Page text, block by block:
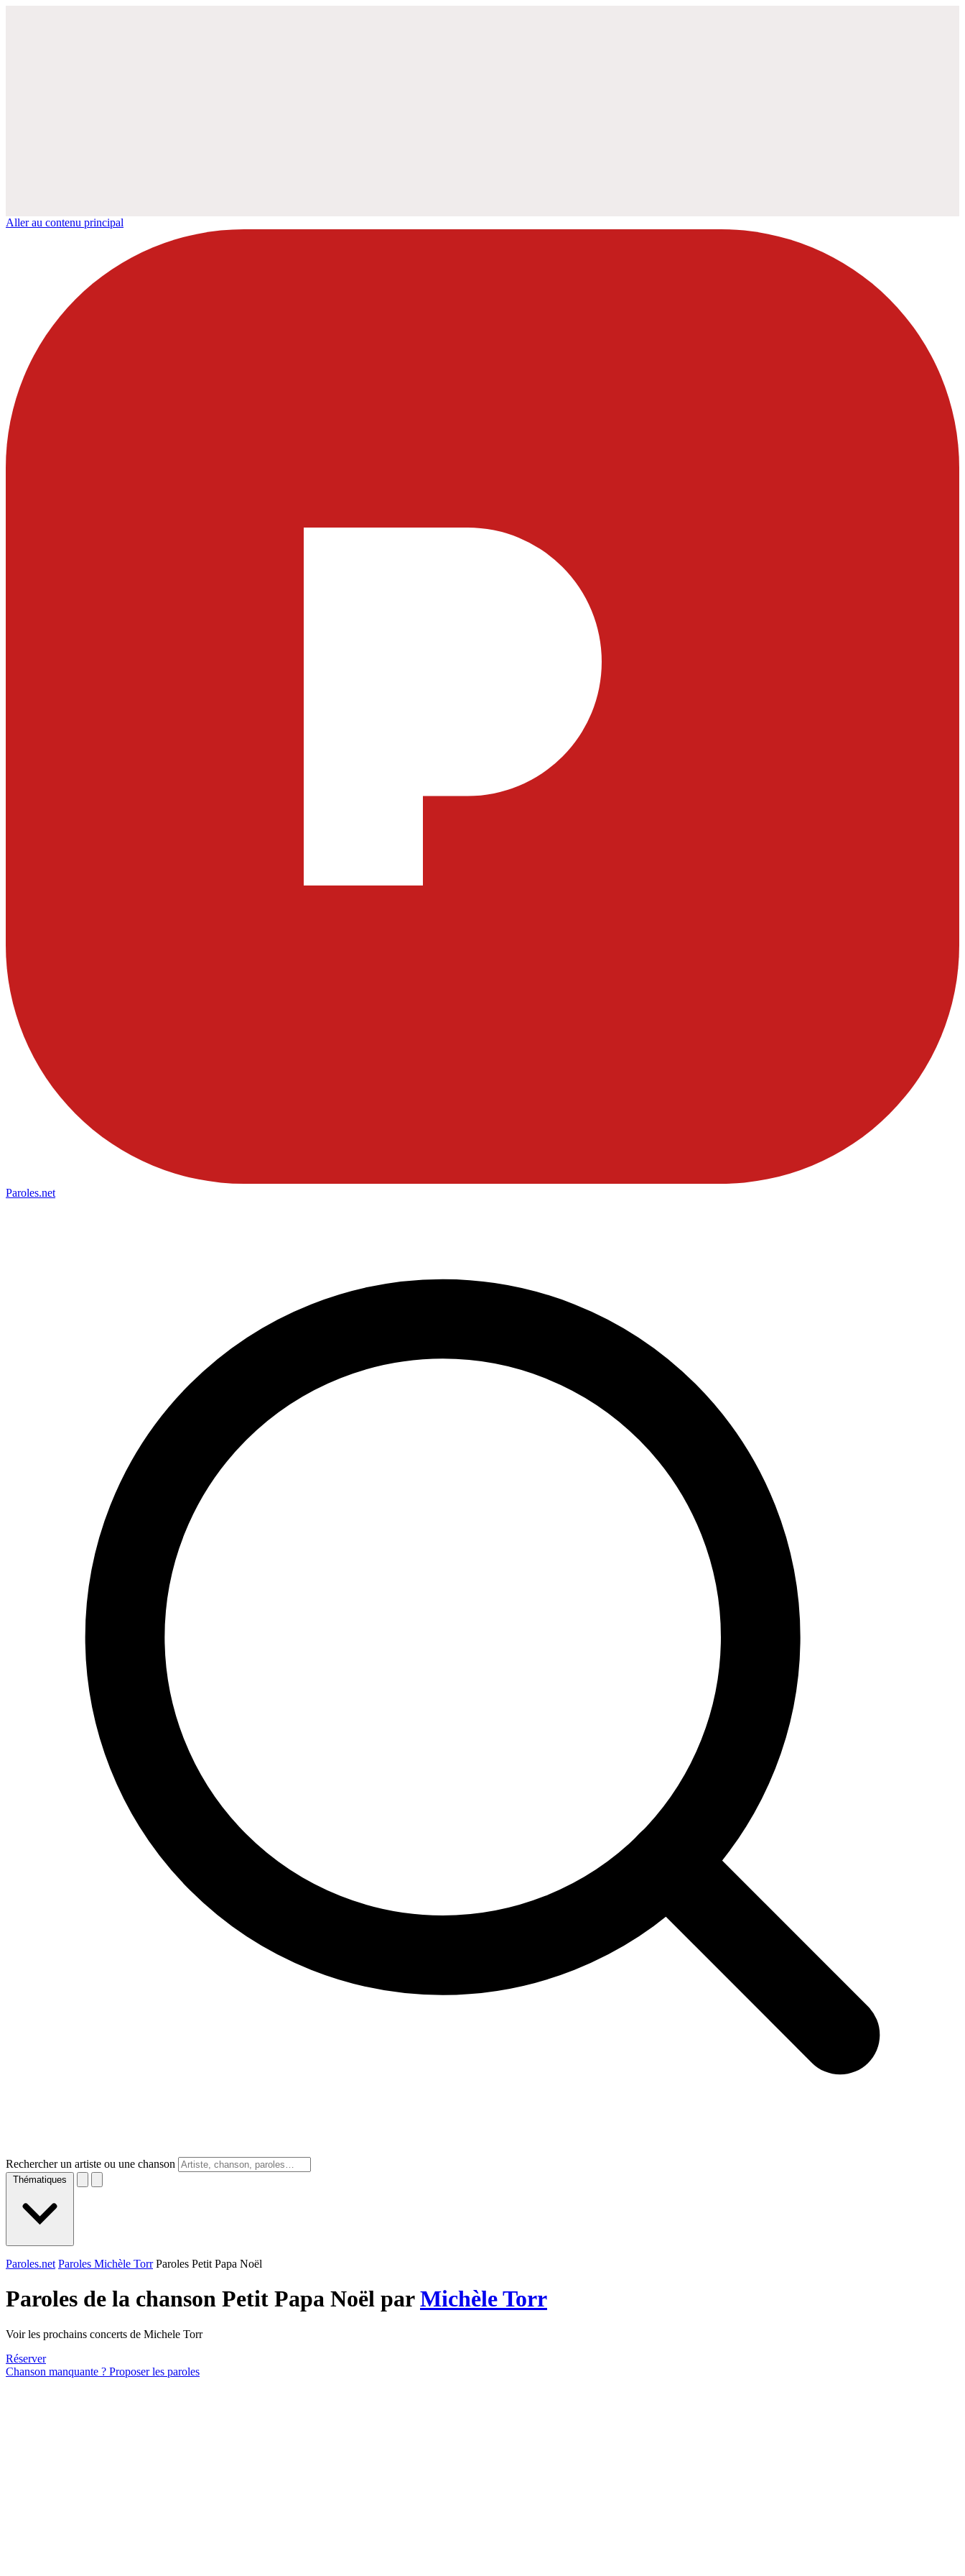
Aller au contenu principal
Paroles.net
Rechercher un artiste ou une chanson
Thématiques
Paroles.net Paroles Michèle Torr Paroles Petit Papa Noël
Paroles de la chanson Petit Papa Noël parMichèle Torr
Voir les prochains concerts de Michele Torr
Réserver
Chanson manquante ? Proposer les paroles